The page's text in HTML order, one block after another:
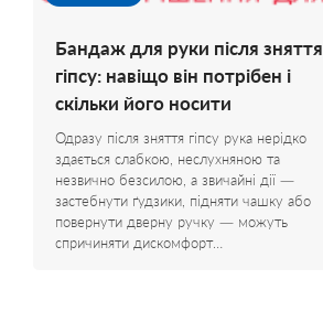
Бандаж для руки після зняття
гіпсу: навіщо він потрібен і
скільки його носити
Одразу після зняття гіпсу рука нерідко
здається слабкою, неслухняною та
незвично безсилою, а звичайні дії —
застебнути ґудзики, підняти чашку або
повернути дверну ручку — можуть
спричиняти дискомфорт…